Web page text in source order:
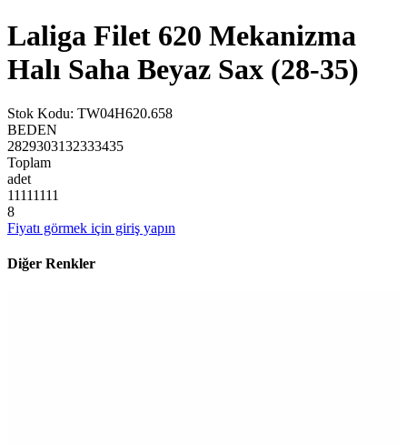
Laliga Filet 620 Mekanizma
Halı Saha Beyaz Sax (28-35)
Stok Kodu: TW04H620.658
BEDEN
2829303132333435
Toplam
adet
11111111
8
Fiyatı görmek için giriş yapın
Diğer Renkler